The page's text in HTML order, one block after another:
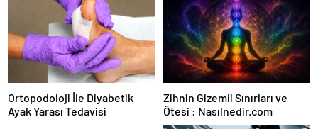
Ortopodoloji İle Diyabetik
Ayak Yarası Tedavisi
Zihnin Gizemli Sınırları ve
Ötesi : Nasılnedir.com